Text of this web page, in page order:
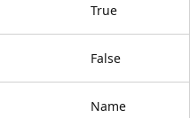
True
False
Name